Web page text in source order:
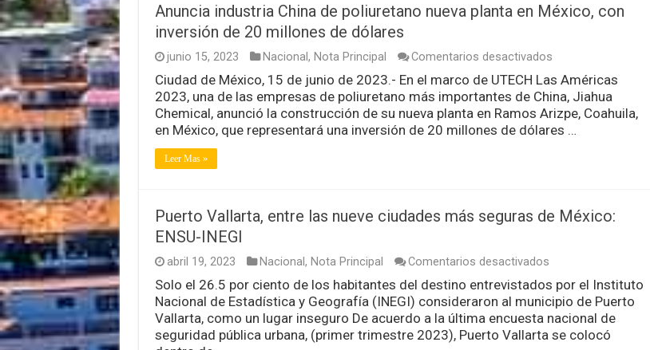
los
de
derecha
Anuncia industria China de poliuretano nueva planta en México, con
inversión de 20 millones de dólares
junio 15, 2023 Nacional , Nota Principal Comentarios desactivadosen
industria
China
de
poliuretano
nueva
de
Ciudad de México, 15 de junio de 2023.- En el marco de UTECH Las Américas
2023, una de las empresas de poliuretano más importantes de China, Jiahua
Chemical, anunció la construcción de su nueva planta en Ramos Arizpe, Coahuila,
en México, que representará una inversión de 20 millones de dólares …
Leer Mas »
Puerto Vallarta, entre las nueve ciudades más seguras de México:
ENSU-INEGI
abril 19, 2023 Nacional , Nota Principal Comentarios desactivadosen
Vallarta,
entre
las
ciudades
Solo el 26.5 por ciento de los habitantes del destino entrevistados por el Instituto
Nacional de Estadística y Geografía (INEGI) consideraron al municipio de Puerto
Vallarta, como un lugar inseguro De acuerdo a la última encuesta nacional de
seguridad pública urbana, (primer trimestre 2023), Puerto Vallarta se colocó